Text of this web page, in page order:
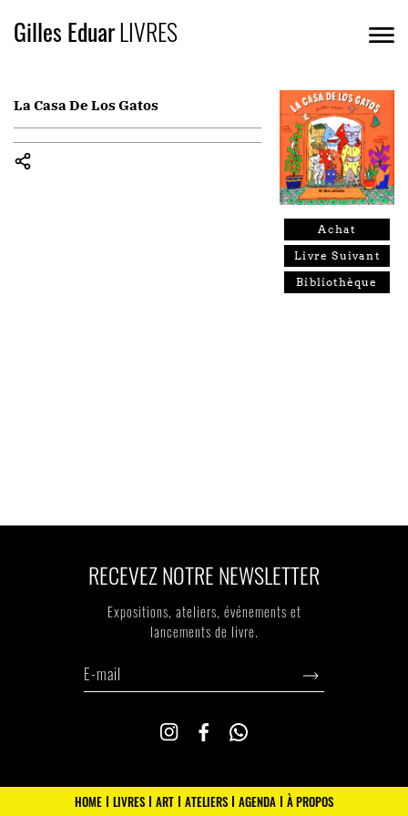
Gilles EduarLIVRES
La Casa De Los Gatos
Achat
Livre Suivant
Bibliothèque
RECEVEZ NOTRE NEWSLETTER
Expositions, ateliers, événements et
lancements de livre.
HOME LIVRES ART ATELIERS AGENDA À PROPOS